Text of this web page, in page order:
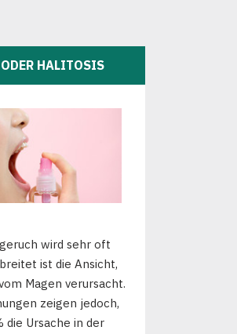
HALITOSIS
wird sehr oft
ist die Ansicht,
Magen verursacht.
zeigen jedoch,
die Ursache in der